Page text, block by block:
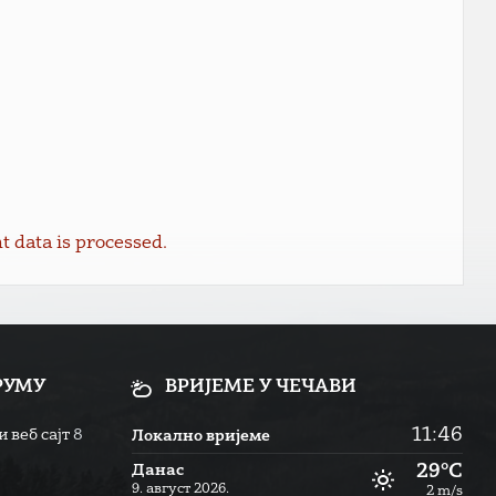
data is processed.
веб сајт 8
ВРИЈЕМЕ У ЧЕЧАВИ
Локално вријеме 11:46
Данас
9. август 2026.
29°C
2 m/s